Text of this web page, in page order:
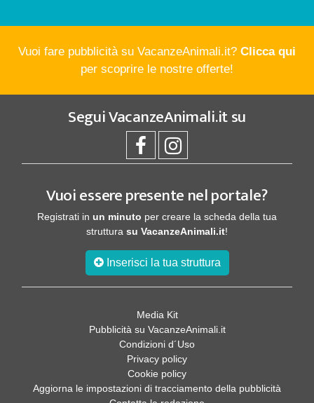
Vuoi fare pubblicità su VacanzeAnimali.it? Clicca qui
per scoprire le nostre offerte!
SeguiVacanzeAnimali.itsu
Vuoi essere presente nel portale?
Registrati in un minuto per creare la scheda della tua
struttura su VacanzeAnimali.it!
Inserisci la tua struttura
Media Kit
Pubblicità su VacanzeAnimali.it
Condizioni d´Uso
Privacy policy
Cookie policy
Aggiorna le impostazioni di tracciamento della pubblicità